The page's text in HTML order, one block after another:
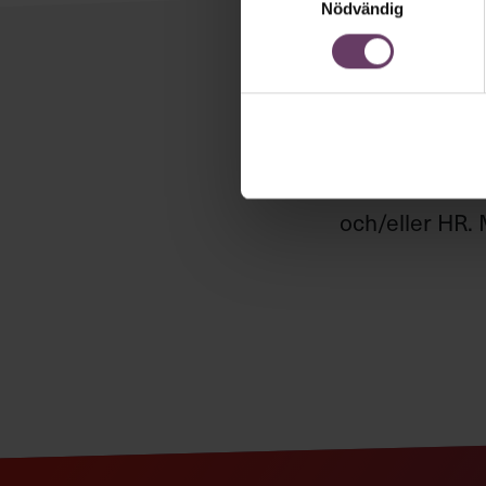
Nödvändig
Håll
Våra
och/eller HR.